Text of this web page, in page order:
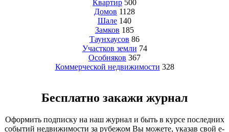
Квартир 500
Домов 1128
Шале 140
Замков 185
Таунхаусов 86
Участков земли 74
Особняков 367
Коммерческой недвижимости 328
Бесплатно закажи журнал
Оформить подписку на наш журнал и быть в курсе последних
событий недвижимости за рубежом Вы можете, указав свой e-